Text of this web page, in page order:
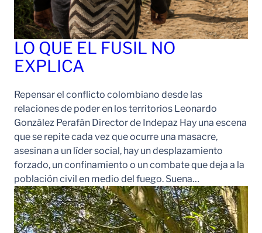
LO QUE EL FUSIL NO
EXPLICA
Repensar el conflicto colombiano desde las
relaciones de poder en los territorios Leonardo
González Perafán Director de Indepaz Hay una escena
que se repite cada vez que ocurre una masacre,
asesinan a un líder social, hay un desplazamiento
forzado, un confinamiento o un combate que deja a la
población civil en medio del fuego. Suena…